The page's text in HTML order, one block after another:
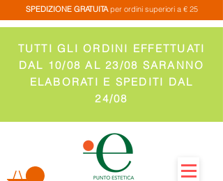
SPEDIZIONE GRATUITAper ordini superiori a € 25
TUTTI GLI ORDINI EFFETTUATI
DAL 10/08 AL 23/08 SARANNO
ELABORATI E SPEDITI DAL
24/08